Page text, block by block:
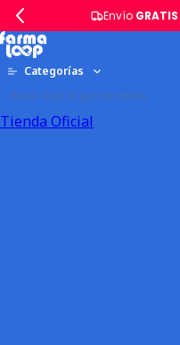
Envío GRATIS
Categorías
Tienda Oficial